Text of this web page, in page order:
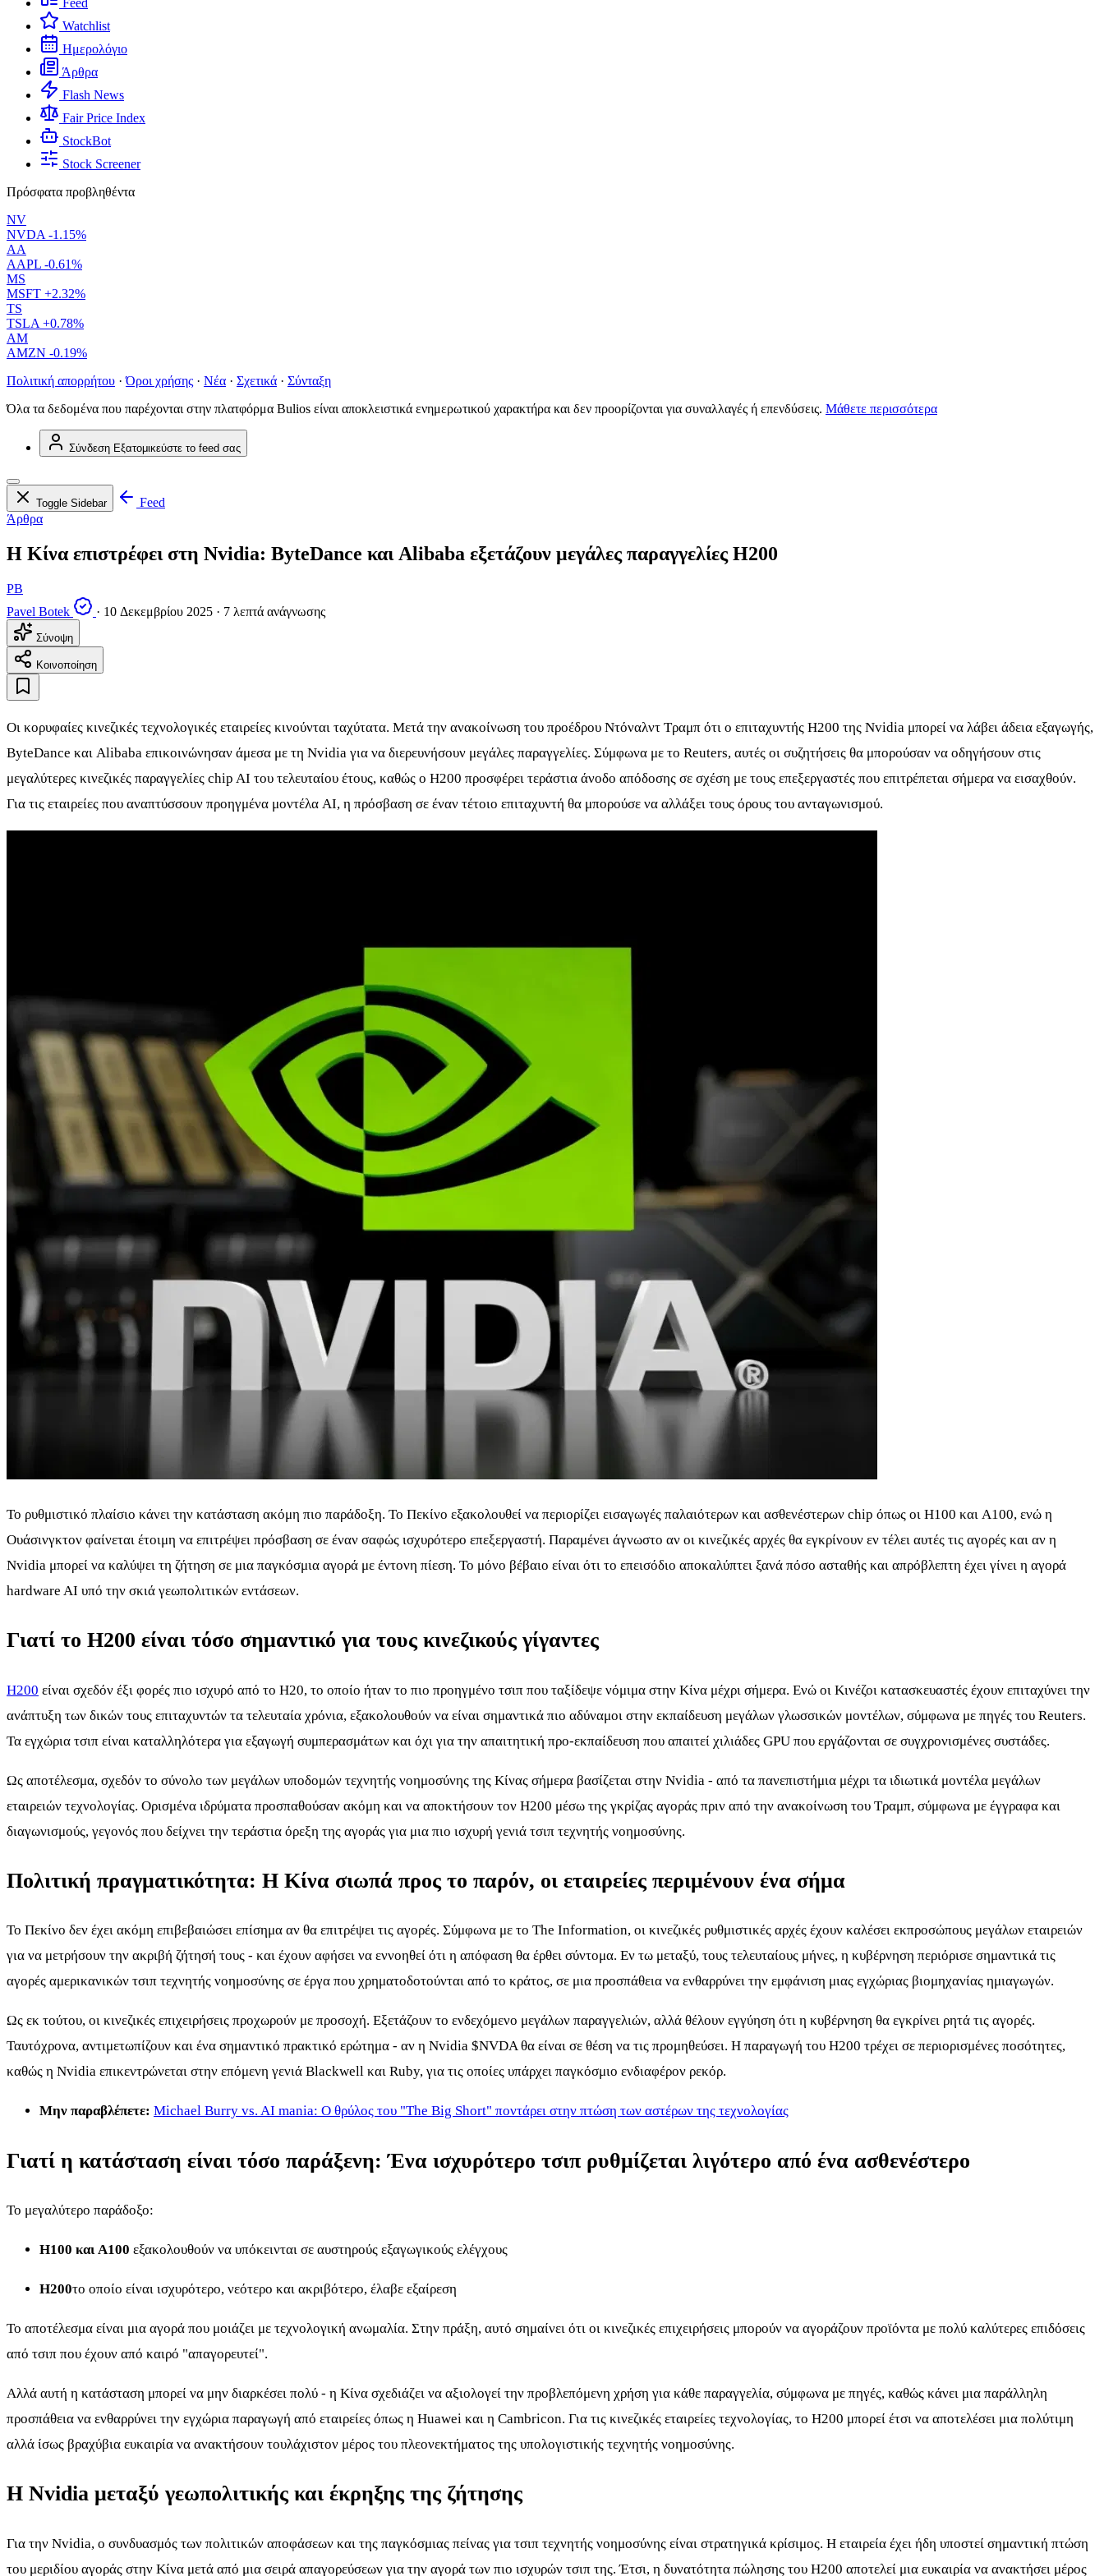
Feed
Watchlist
Ημερολόγιο
Άρθρα
Flash News
Fair Price Index
StockBot
Stock Screener
Πρόσφατα προβληθέντα
NV
NVDA -1.15%
AA
AAPL -0.61%
MS
MSFT +2.32%
TS
TSLA +0.78%
AM
AMZN -0.19%
Πολιτική απορρήτου · Όροι χρήσης · Νέα · Σχετικά · Σύνταξη
Όλα τα δεδομένα που παρέχονται στην πλατφόρμα Bulios είναι αποκλειστικά ενημερωτικού χαρακτήρα και δεν προορίζονται για συναλλαγές ή επενδύσεις. Μάθετε περισσότερα
Σύνδεση Εξατομικεύστε το feed σας
Toggle Sidebar
Feed
Άρθρα
Η Κίνα επιστρέφει στη Nvidia: ByteDance και Alibaba εξετάζουν μεγάλες παραγγελίες H200
PB
Pavel Botek
· 10 Δεκεμβρίου 2025 · 7 λεπτά ανάγνωσης
Σύνοψη
Κοινοποίηση
Οι κορυφαίες κινεζικές τεχνολογικές εταιρείες κινούνται ταχύτατα. Μετά την ανακοίνωση του προέδρου Ντόναλντ Τραμπ ότι ο επιταχυντής H200 της Nvidia μπορεί να λάβει άδεια εξαγωγής,
ByteDance και Alibaba επικοινώνησαν άμεσα με τη Nvidia για να διερευνήσουν μεγάλες παραγγελίες. Σύμφωνα με το Reuters, αυτές οι συζητήσεις θα μπορούσαν να οδηγήσουν στις
μεγαλύτερες κινεζικές παραγγελίες chip AI του τελευταίου έτους, καθώς ο H200 προσφέρει τεράστια άνοδο απόδοσης σε σχέση με τους επεξεργαστές που επιτρέπεται σήμερα να εισαχθούν.
Για τις εταιρείες που αναπτύσσουν προηγμένα μοντέλα AI, η πρόσβαση σε έναν τέτοιο επιταχυντή θα μπορούσε να αλλάξει τους όρους του ανταγωνισμού.
Το ρυθμιστικό πλαίσιο κάνει την κατάσταση ακόμη πιο παράδοξη. Το Πεκίνο εξακολουθεί να περιορίζει εισαγωγές παλαιότερων και ασθενέστερων chip όπως οι H100 και A100, ενώ η
Ουάσινγκτον φαίνεται έτοιμη να επιτρέψει πρόσβαση σε έναν σαφώς ισχυρότερο επεξεργαστή. Παραμένει άγνωστο αν οι κινεζικές αρχές θα εγκρίνουν εν τέλει αυτές τις αγορές και αν η
Nvidia μπορεί να καλύψει τη ζήτηση σε μια παγκόσμια αγορά με έντονη πίεση. Το μόνο βέβαιο είναι ότι το επεισόδιο αποκαλύπτει ξανά πόσο ασταθής και απρόβλεπτη έχει γίνει η αγορά
hardware AI υπό την σκιά γεωπολιτικών εντάσεων.
Γιατί το H200 είναι τόσο σημαντικό για τους κινεζικούς γίγαντες
H200 είναι σχεδόν έξι φορές πιο ισχυρό από το H20, το οποίο ήταν το πιο προηγμένο τσιπ που ταξίδεψε νόμιμα στην Κίνα μέχρι σήμερα. Ενώ οι Κινέζοι κατασκευαστές έχουν επιταχύνει την
ανάπτυξη των δικών τους επιταχυντών τα τελευταία χρόνια, εξακολουθούν να είναι σημαντικά πιο αδύναμοι στην εκπαίδευση μεγάλων γλωσσικών μοντέλων, σύμφωνα με πηγές του Reuters.
Τα εγχώρια τσιπ είναι καταλληλότερα για εξαγωγή συμπερασμάτων και όχι για την απαιτητική προ-εκπαίδευση που απαιτεί χιλιάδες GPU που εργάζονται σε συγχρονισμένες συστάδες.
Ως αποτέλεσμα, σχεδόν το σύνολο των μεγάλων υποδομών τεχνητής νοημοσύνης της Κίνας σήμερα βασίζεται στην Nvidia - από τα πανεπιστήμια μέχρι τα ιδιωτικά μοντέλα μεγάλων
εταιρειών τεχνολογίας. Ορισμένα ιδρύματα προσπαθούσαν ακόμη και να αποκτήσουν τον H200 μέσω της γκρίζας αγοράς πριν από την ανακοίνωση του Τραμπ, σύμφωνα με έγγραφα και
διαγωνισμούς, γεγονός που δείχνει την τεράστια όρεξη της αγοράς για μια πιο ισχυρή γενιά τσιπ τεχνητής νοημοσύνης.
Πολιτική πραγματικότητα: Η Κίνα σιωπά προς το παρόν, οι εταιρείες περιμένουν ένα σήμα
Το Πεκίνο δεν έχει ακόμη επιβεβαιώσει επίσημα αν θα επιτρέψει τις αγορές. Σύμφωνα με το The Information, οι κινεζικές ρυθμιστικές αρχές έχουν καλέσει εκπροσώπους μεγάλων εταιρειών
για να μετρήσουν την ακριβή ζήτησή τους - και έχουν αφήσει να εννοηθεί ότι η απόφαση θα έρθει σύντομα. Εν τω μεταξύ, τους τελευταίους μήνες, η κυβέρνηση περιόρισε σημαντικά τις
αγορές αμερικανικών τσιπ τεχνητής νοημοσύνης σε έργα που χρηματοδοτούνται από το κράτος, σε μια προσπάθεια να ενθαρρύνει την εμφάνιση μιας εγχώριας βιομηχανίας ημιαγωγών.
Ως εκ τούτου, οι κινεζικές επιχειρήσεις προχωρούν με προσοχή. Εξετάζουν το ενδεχόμενο μεγάλων παραγγελιών, αλλά θέλουν εγγύηση ότι η κυβέρνηση θα εγκρίνει ρητά τις αγορές.
Ταυτόχρονα, αντιμετωπίζουν και ένα σημαντικό πρακτικό ερώτημα - αν η Nvidia $NVDAθα είναι σε θέση να τις προμηθεύσει. Η παραγωγή του H200 τρέχει σε περιορισμένες ποσότητες,
καθώς η Nvidia επικεντρώνεται στην επόμενη γενιά Blackwell και Ruby, για τις οποίες υπάρχει παγκόσμιο ενδιαφέρον ρεκόρ.
Μην παραβλέπετε: Michael Burry vs. AI mania: Ο θρύλος του "The Big Short" ποντάρει στην πτώση των αστέρων της τεχνολογίας
Γιατί η κατάσταση είναι τόσο παράξενη: Ένα ισχυρότερο τσιπ ρυθμίζεται λιγότερο από ένα ασθενέστερο
Το μεγαλύτερο παράδοξο:
H100 και A100 εξακολουθούν να υπόκεινται σε αυστηρούς εξαγωγικούς ελέγχους
H200το οποίο είναι ισχυρότερο, νεότερο και ακριβότερο, έλαβε εξαίρεση
Το αποτέλεσμα είναι μια αγορά που μοιάζει με τεχνολογική ανωμαλία. Στην πράξη, αυτό σημαίνει ότι οι κινεζικές επιχειρήσεις μπορούν να αγοράζουν προϊόντα με πολύ καλύτερες επιδόσεις
από τσιπ που έχουν από καιρό "απαγορευτεί".
Αλλά αυτή η κατάσταση μπορεί να μην διαρκέσει πολύ - η Κίνα σχεδιάζει να αξιολογεί την προβλεπόμενη χρήση για κάθε παραγγελία, σύμφωνα με πηγές, καθώς κάνει μια παράλληλη
προσπάθεια να ενθαρρύνει την εγχώρια παραγωγή από εταιρείες όπως η Huawei και η Cambricon. Για τις κινεζικές εταιρείες τεχνολογίας, το H200 μπορεί έτσι να αποτελέσει μια πολύτιμη
αλλά ίσως βραχύβια ευκαιρία να ανακτήσουν τουλάχιστον μέρος του πλεονεκτήματος της υπολογιστικής τεχνητής νοημοσύνης.
Η Nvidia μεταξύ γεωπολιτικής και έκρηξης της ζήτησης
Για την Nvidia, ο συνδυασμός των πολιτικών αποφάσεων και της παγκόσμιας πείνας για τσιπ τεχνητής νοημοσύνης είναι στρατηγικά κρίσιμος. Η εταιρεία έχει ήδη υποστεί σημαντική πτώση
του μεριδίου αγοράς στην Κίνα μετά από μια σειρά απαγορεύσεων για την αγορά των πιο ισχυρών τσιπ της. Έτσι, η δυνατότητα πώλησης του H200 αποτελεί μια ευκαιρία να ανακτήσει μέρος